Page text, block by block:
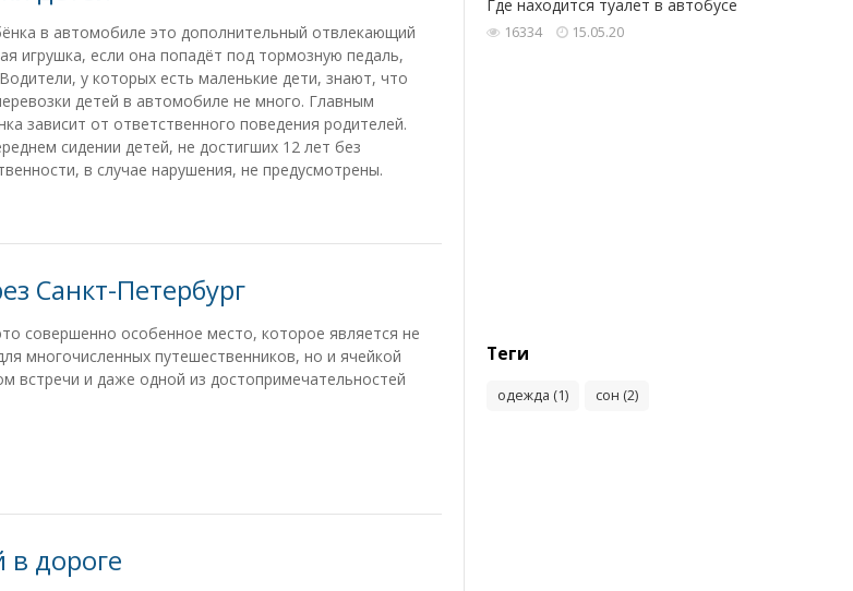
в автомобиле это дополнительный отвлекающий
игрушка, если она попадёт под тормозную педаль,
у которых есть маленькие дети, знают, что
детей в автомобиле не много. Главным
зависит от ответственного поведения родителей.
сидении детей, не достигших 12 лет без
в случае нарушения, не предусмотрены.
Санкт-Петербург
совершенно особенное место, которое является не
многочисленных путешественников, но и ячейкой
встречи и даже одной из достопримечательностей
в дороге
Где‌ находится ‌туалет‌ ‌в‌ ‌автобусе‌ ‌
16334 15.05.20
Теги
одежда (1) сон (2)